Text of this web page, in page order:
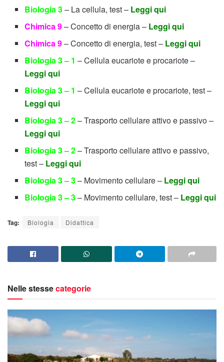
Biologia 3– La cellula, test – Leggi qui
Chimica 9– Concetto di energia – Leggi qui
Chimica 9– Concetto di energia, test – Leggi qui
Biologia 3 – 1 – Cellula eucariote e procariote –
Leggi qui
Biologia 3 – 1 – Cellula eucariote e procariote, test –
Leggi qui
Biologia 3 – 2– Trasporto cellulare attivo e passivo –
Leggi qui
Biologia 3 – 2– Trasporto cellulare attivo e passivo,
test – Leggi qui
Biologia 3 – 3– Movimento cellulare – Leggi qui
Biologia 3 – 3– Movimento cellulare, test – Leggi qui
Tag: Biologia Didattica
Nelle stessecategorie